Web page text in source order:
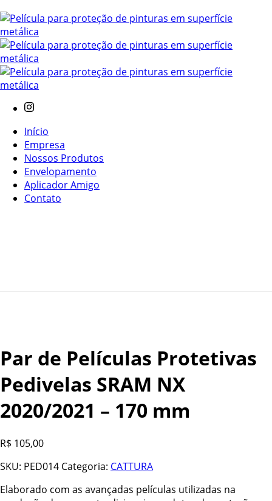
Início
Empresa
Nossos Produtos
Envelopamento
Aplicador Amigo
Contato
Par de Películas Protetivas
Pedivelas SRAM NX
2020/2021 – 170 mm
R$ 105,00
SKU: PED014 Categoria: CATTURA
Elaborado com as avançadas películas utilizadas na